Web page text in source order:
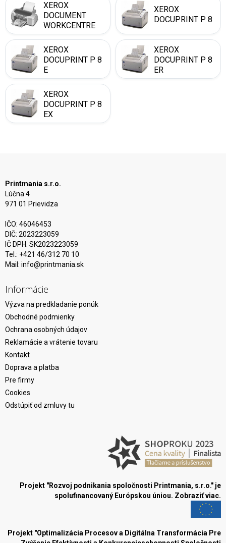
XEROX
DOCUMENT
WORKCENTRE
385
XEROX
DOCUPRINT P 8
XEROX
DOCUPRINT P 8
E
XEROX
DOCUPRINT P 8
ER
XEROX
DOCUPRINT P 8
EX
Printmania s.r.o.
Lúčna 4
971 01 Prievidza
IČO: 46046453
DIČ: 2023223059
IČ DPH: SK2023223059
Tel.: +421 46/312 70 10
Mail: info@printmania.sk
Informácie
Výzva na predkladanie ponúk
Obchodné podmienky
Ochrana osobných údajov
Reklamácie a vrátenie tovaru
Kontakt
Doprava a platba
Pre firmy
Cookies
Odstúpiť od zmluvy tu
Projekt "Rozvoj podnikania spoločnosti Printmania, s.r.o." je
spolufinancovaný Európskou úniou. Zobraziť viac.
Projekt "Optimalizácia Procesov a Digitálna Transformácia Pre